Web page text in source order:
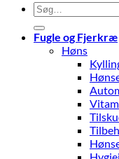
Søg
efter:
Fugle og Fjerkræ
Høns